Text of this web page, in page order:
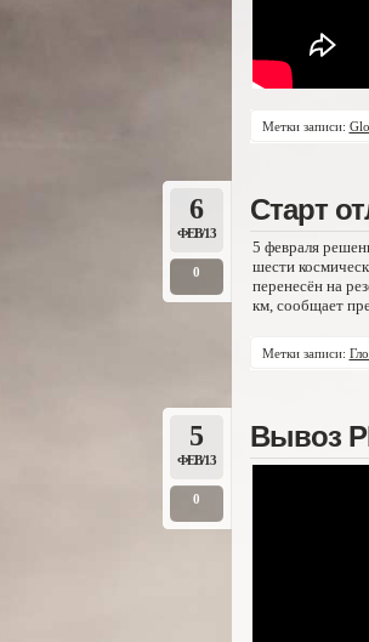
Метки записи:
6
ФЕВ/13
0
Старт
5 февраля
шести
перенесён на
км, сообщает
Метки записи:
5
ФЕВ/13
0
Вывоз